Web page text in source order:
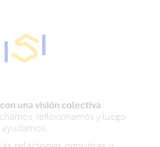
una visión colectiva
reflexionamos y luego
ayudamos.